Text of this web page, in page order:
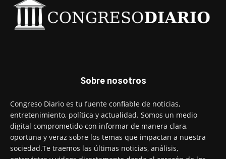
Sobre nosotros
Congreso Diario es tu fuente confiable de noticias,
entretenimiento, política y actualidad. Somos un medio
digital comprometido con informar de manera clara,
oportuna y veraz sobre los temas que impactan a nuestra
sociedad.Te traemos las últimas noticias, análisis,